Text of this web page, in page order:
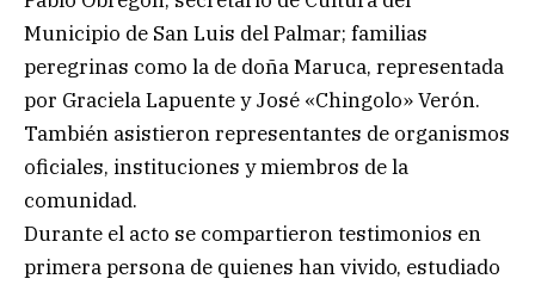
Municipio de San Luis del Palmar; familias
peregrinas como la de doña Maruca, representada
por Graciela Lapuente y José «Chingolo» Verón.
También asistieron representantes de organismos
oficiales, instituciones y miembros de la
comunidad.
Durante el acto se compartieron testimonios en
primera persona de quienes han vivido, estudiado